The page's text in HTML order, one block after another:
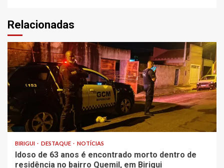
Relacionadas
BIRIGUI DESTAQUE NOTÍCIAS
Idoso de 63 anos é encontrado morto dentro de
residência no bairro Quemil, em Birigui